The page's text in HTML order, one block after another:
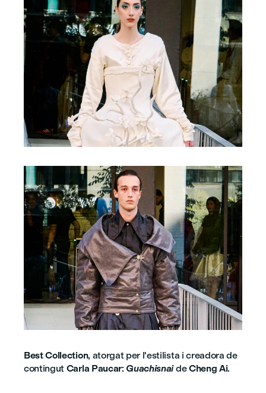
Best Collection, atorgat per l'estilista i creadora de
contingut Carla Paucar: GuachisnaideCheng Ai.